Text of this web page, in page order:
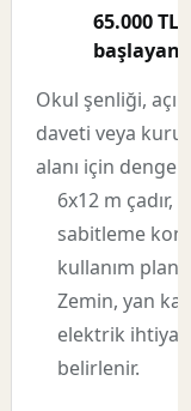
65.000
başlayan
Okul şenliği,
daveti veya
alanı için
6x12 m çadır,
sabitleme
kullanım
Zemin, yan
elektrik
belirlenir.